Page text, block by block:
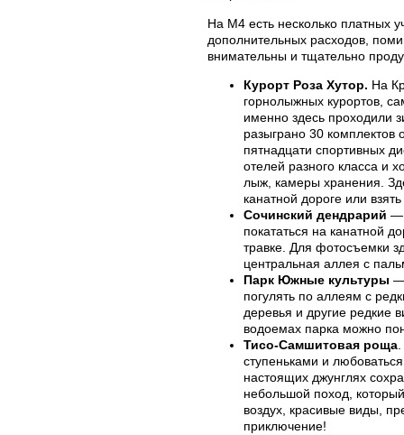
На М4 есть несколько платных
дополнительных расходов,
внимательны и тщательно
Курорт Роза Хутор. На
горнолыжных курортов,
именно здесь проходили
разыграно 30
пятнадцати спортивных
отелей разного класса и
лыж, камеры хранения.
канатной дороге или
Сочинский дендрарий —
покататься на канатной
травке. Для фотосъемки
центральная аллея с
Парк Южные культуры —
погулять по аллеям с
деревья и другие редкие
водоемах парка можно
Тисо-Самшитовая роща
ступеньками и
настоящих джунглях
небольшой поход,
воздух, красивые виды,
приключение!